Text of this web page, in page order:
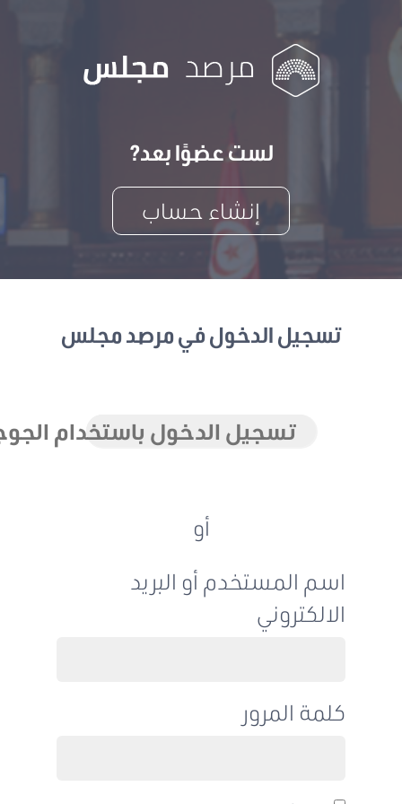
لست عضوًا بعد?
إنشاء حساب
تسجيل الدخول في مرصد مجلس
تسجيل الدخول باستخدام الجوجل
اسم المستخدم أو البريد
الالكتروني
كلمة المرور